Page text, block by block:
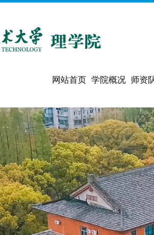
网站首页 学院概况 师资